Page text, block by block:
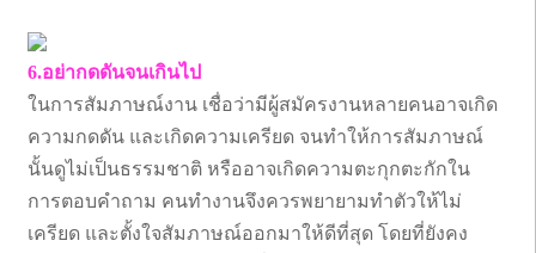
6.อย่ากดดันจนเกินไป
ในการสัมภาษณ์งาน เชื่อว่ามีผู้สมัครงานหลายคนอาจเกิด
ความกดดัน และเกิดความเครียด จนทำให้การสัมภาษณ์
นั้นดูไม่เป็นธรรมชาติ หรืออาจเกิดความตะกุกตะกักใน
การตอบคำถาม คนทำงานจึงควรพยายามทำตัวให้ไม่
เครียด และตั้งใจสัมภาษณ์ออกมาให้ดีที่สุด โดยที่ยังคง